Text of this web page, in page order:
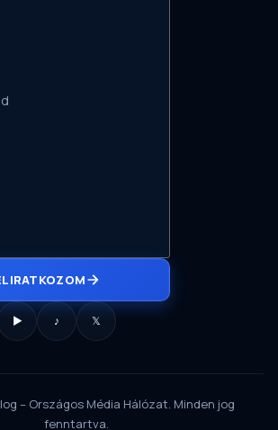
▶ ♪ 𝕏
– Országos Média Hálózat. Minden jog
fenntartva.